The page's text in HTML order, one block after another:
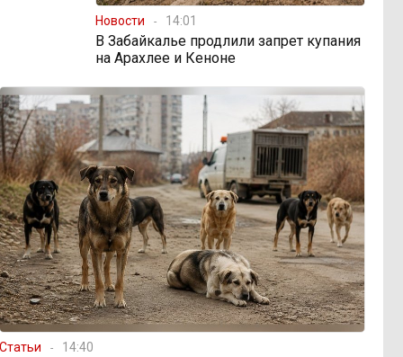
Новости 14:01
В Забайкалье продлили запрет купания
на Арахлее и Кеноне
Статьи 14:40